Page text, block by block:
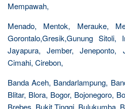
Mempawah,
Menado, Mentok, Merauke,
Gorontalo,Gresik,Gunung Sitoli,
Jayapura, Jember, Jeneponto,
Cimahi, Cirebon,
Banda Aceh, Bandarlampung,
Blitar, Blora, Bogor, Bojonegoro,
Brebes, Bukit Tinggi, Bulukumba,